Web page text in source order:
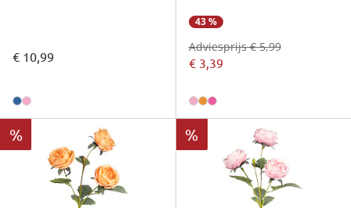
€ 10,99
43 %
€ 3,39
Adviesprijs € 5,99
% %